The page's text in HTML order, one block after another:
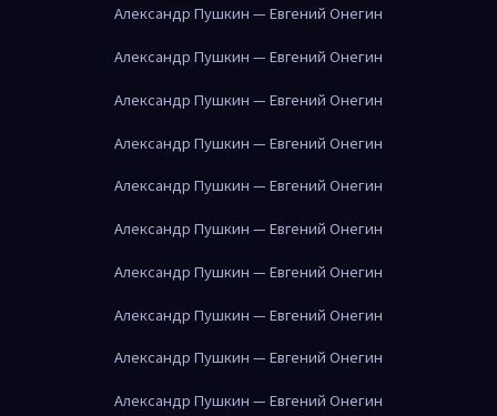
Александр Пушкин — Евгений Онегин
Александр Пушкин — Евгений Онегин
Александр Пушкин — Евгений Онегин
Александр Пушкин — Евгений Онегин
Александр Пушкин — Евгений Онегин
Александр Пушкин — Евгений Онегин
Александр Пушкин — Евгений Онегин
Александр Пушкин — Евгений Онегин
Александр Пушкин — Евгений Онегин
Александр Пушкин — Евгений Онегин